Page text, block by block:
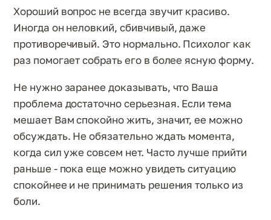
Хороший вопрос не всегда звучит красиво.
Иногда он неловкий, сбивчивый, даже
противоречивый. Это нормально. Психолог как
раз помогает собрать его в более ясную форму.
Не нужно заранее доказывать, что Ваша
проблема достаточно серьезная. Если тема
мешает Вам спокойно жить, значит, ее можно
обсуждать. Не обязательно ждать момента,
когда сил уже совсем нет. Часто лучше прийти
раньше - пока еще можно увидеть ситуацию
спокойнее и не принимать решения только из
боли.